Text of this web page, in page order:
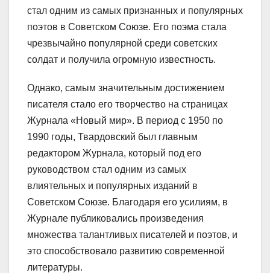
стал одним из самых признанных и популярных
поэтов в Советском Союзе. Его поэма стала
чрезвычайно популярной среди советских
солдат и получила огромную известность.
Однако, самым значительным достижением
писателя стало его творчество на страницах
Журнала «Новый мир». В период с 1950 по
1990 годы, Твардовский был главным
редактором Журнала, который под его
руководством стал одним из самых
влиятельных и популярных изданий в
Советском Союзе. Благодаря его усилиям, в
Журнале публиковались произведения
множества талантливых писателей и поэтов, и
это способствовало развитию современной
литературы.